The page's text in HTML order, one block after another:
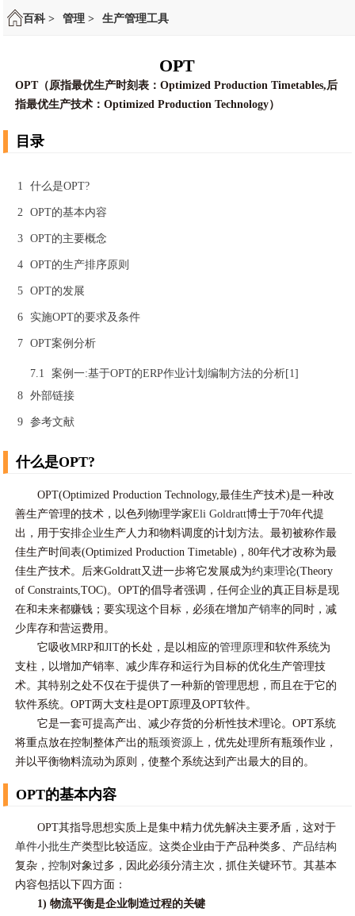
百科 > 管理 > 生产管理工具
OPT
OPT（原指最优生产时刻表：Optimized Production Timetables,后
指最优生产技术：Optimized Production Technology）
目录
1 什么是OPT?
2 OPT的基本内容
3 OPT的主要概念
4 OPT的生产排序原则
5 OPT的发展
6 实施OPT的要求及条件
7 OPT案例分析
7.1
案例一:基于OPT的ERP作业计划编制方法的分析[1]
8
外部链接
9 参考文献
什么是OPT?
OPT(Optimized Production Technology,最佳生产技术)是一种改
善生产管理的技术，以色列物理学家Eli Goldratt博士于70年代提
出，用于安排企业生产人力和物料调度的计划方法。最初被称作最
佳生产时间表(Optimized Production Timetable)，80年代才改称为最
佳生产技术。后来Goldratt又进一步将它发展成为约束理论(Theory
of Constraints,TOC)。OPT的倡导者强调，任何企业的真正目标是现
在和未来都赚钱；要实现这个目标，必须在增加产销率的同时，减
少库存和营运费用。
它吸收MRP和JIT的长处，是以相应的管理原理和软件系统为
支柱，以增加产销率、减少库存和运行为目标的优化生产管理技
术。其特别之处不仅在于提供了一种新的管理思想，而且在于它的
软件系统。OPT两大支柱是OPT原理及OPT软件。
它是一套可提高产出、减少存货的分析性技术理论。OPT系统
将重点放在控制整体产出的瓶颈资源上，优先处理所有瓶颈作业，
并以平衡物料流动为原则，使整个系统达到产出最大的目的。
OPT的基本内容
OPT其指导思想实质上是集中精力优先解决主要矛盾，这对于
单件小批生产类型比较适应。这类企业由于产品种类多、 产品结构
复杂，控制对象过多，因此必须分清主次，抓住关键环节。其基本
内容包括以下四方面：
1) 物流平衡是企业制造过程的关键